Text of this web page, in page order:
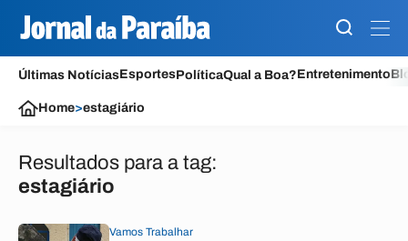
Últimas NotíciasEsportesPolíticaQual a Boa?Entretenimento
Home>estagiário
Resultados para a tag:
estagiário
Vamos Trabalhar